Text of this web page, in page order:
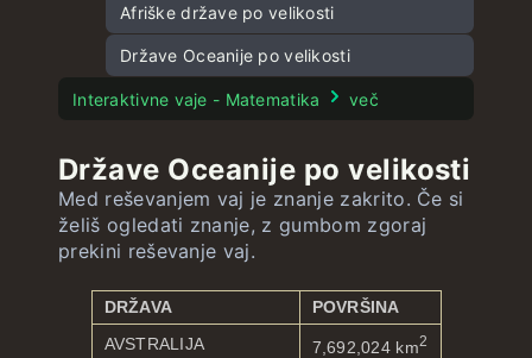
Glavna mesta Oceanije
Zastave Južne Amerike
Zastave Oceanije
Afriške države po velikosti
Države Oceanije po velikosti
Interaktivne vaje - Matematika več
Države Oceanije po velikosti
Med reševanjem vaj je znanje zakrito. Če si
želiš ogledati znanje, z gumbom zgoraj
prekini reševanje vaj.
DRŽAVA
POVRŠINA
AVSTRALIJA
7,692,024 km2